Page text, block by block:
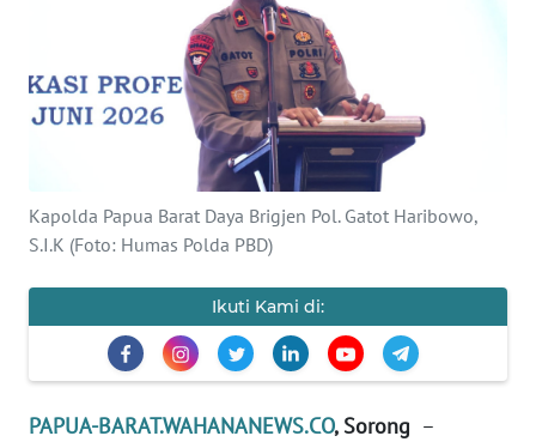
Kapolda Papua Barat Daya Brigjen Pol. Gatot Haribowo,
S.I.K (Foto: Humas Polda PBD)
Ikuti Kami di:
PAPUA-BARAT.WAHANANEWS.CO, Sorong –
INFO
TENTANG
KAMI
MEDIA